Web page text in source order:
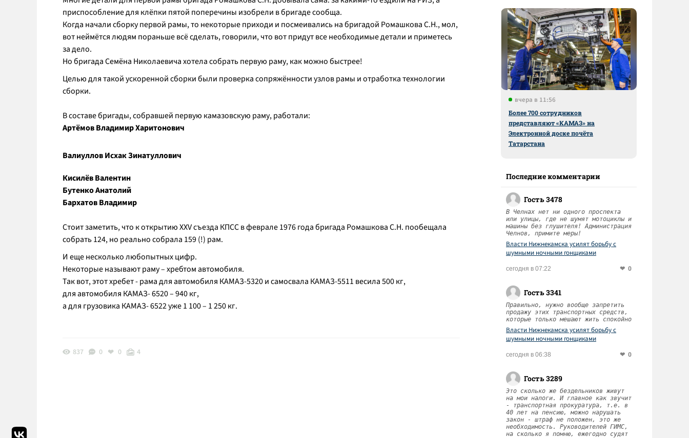
приспособление для клёпки пятой поперечины изобрели в бригаде сообща.
Когда начали сборку первой рамы, то некоторые приходи и посмеивались на бригадой Ромашкова С.Н., мол,
вот неймётся людям пораньше всё сделать, говорили, что вот придут все необходимые детали и приметесь
за дело.
Но бригада Семёна Николаевича хотела собрать первую раму, как можно быстрее!
Целью для такой ускоренной сборки были проверка сопряжённости узлов рамы и отработка технологии
сборки.
В составе бригады, собравшей первую камазовскую раму, работали:
Артёмов Владимир Харитонович
Валиуллов Исхак Зинатуллович
Кисилёв Валентин
Бутенко Анатолий
Бархатов Владимир
Стоит заметить, что к открытию XXV съезда КПСС в феврале 1976 года бригада Ромашкова С.Н. пообещала
собрать 124, но реально собрала 159 (!) рам.
И еще несколько любопытных цифр.
Некоторые называют раму – хребтом автомобиля.
Так вот, этот хребет - рама для автомобиля КАМАЗ-5320 и самосвала КАМАЗ-5511 весила 500 кг,
для автомобиля КАМАЗ- 6520 – 940 кг,
а для грузовика КАМАЗ- 6522 уже 1 100 – 1 250 кг.
837 0 0 4
вчера в 11:56
Более 700 сотрудников
представляют «КАМАЗ» на
Электронной доске почёта
Татарстана
Последние комментарии
Гость 3478
В Челнах нет ни одного проспекта
или улицы, где не шумят мотоциклы и
машины без глушителя! Администрация
Челнов, примите меры!
Власти Нижнекамска усилят борьбу с
шумными ночными гонщиками
сегодня в 07:22 0
Гость 3341
Правильно, нужно вообще запретить
продажу этих транспортных средств,
которые только мешают жить спокойно
Власти Нижнекамска усилят борьбу с
шумными ночными гонщиками
сегодня в 06:38 0
Гость 3289
Это сколько же бездельников живут
на мои налоги. И главное как звучит
- транспортная прокуратура, т.е. в
40 лет на пенсию, можно нарушать
закон - штраф не положен, это же
необходимость. Руководителей ГИМС,
на сколько я помню, ежегодно судят